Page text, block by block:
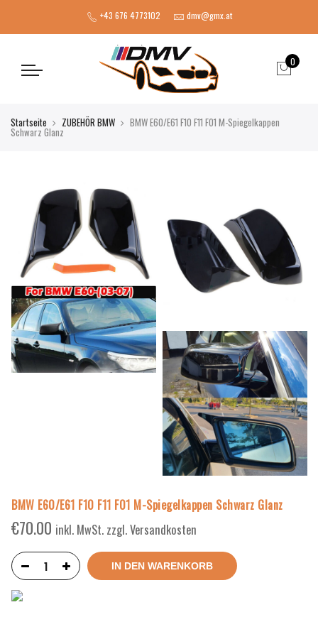
+43 676 4773102 dmv@gmx.at
0
Startseite ZUBEHÖR BMW BMW E60/E61 F10 F11 F01 M-Spiegelkappen
Schwarz Glanz
BMW E60/E61 F10 F11 F01 M-Spiegelkappen Schwarz Glanz
€70.00 inkl. MwSt. zzgl. Versandkosten
IN DEN WARENKORB